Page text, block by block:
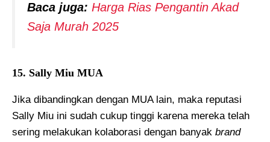
Baca juga: Harga Rias Pengantin Akad
Saja Murah 2025
15. Sally Miu MUA
Jika dibandingkan dengan MUA lain, maka reputasi
Sally Miu ini sudah cukup tinggi karena mereka telah
sering melakukan kolaborasi dengan banyak brand